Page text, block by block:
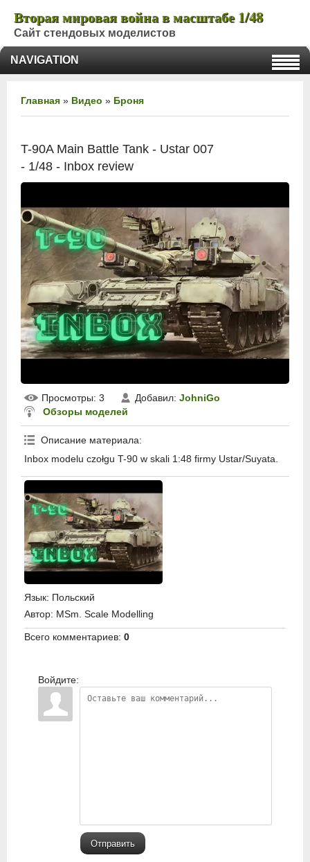
Вторая мировая война в масштабе 1/48
Сайт стендовых моделистов
NAVIGATION
Главная » Видео » Броня
T-90A Main Battle Tank - Ustar 007
- 1/48 - Inbox review
Просмотры: 3 Добавил: JohniGo
Обзоры моделей
Описание материала:
Inbox modelu czołgu T-90 w skali 1:48 firmy Ustar/Suyata.
Язык: Польский
Автор: MSm. Scale Modelling
Всего комментариев: 0
Войдите:
Отправить